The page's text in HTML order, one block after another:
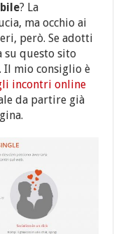
? La
ma occhio ai
però. Se adotti
su questo sito
Il mio consiglio è
incontri online
da partire già